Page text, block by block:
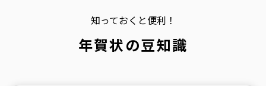
知っておくと便利！
年賀状の豆知識